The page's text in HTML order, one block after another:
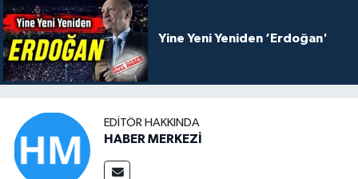
Yine Yeni Yeniden ‘Erdoğan'
EDITÖR HAKKINDA
HABER MERKEZİ